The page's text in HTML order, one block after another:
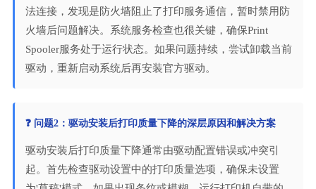
法连接，发现是防火墙阻止了打印服务通信，暂时禁用防
火墙后问题解决。系统服务检查也很关键，确保Print
Spooler服务处于运行状态。如果问题持续，尝试卸载当前
驱动，重新启动系统后再安装官方驱动。
❓ 问题2：驱动安装后打印质量下降的深层原因和解决方案
驱动安装后打印质量下降通常由驱动配置错误或冲突引
起。首先检查驱动设置中的打印质量选项，确保未设置